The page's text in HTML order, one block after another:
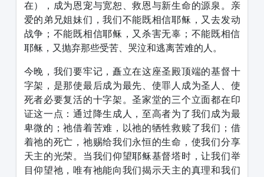
在），成为恩宠与宽恕、救恩与新生命的源泉。亲
爱的弟兄姐妹们，我们不能既相信耶稣，又去发动
战争；不能既相信耶稣，又杀害无辜；不能既相信
耶稣，又抛弃那些受苦、哭泣和逃离苦难的人。
今晚，我们要牢记，矗立在这座圣殿顶端的基督十
字架，是那使最后成为最先、使罪人成为圣人、使
死者必要复活的十字架。圣家堂的三个立面都在印
证这一点：通过降生成人，至高者为了我们成为最
卑微的；祂借着苦难，以祂的牺牲救赎了我们；借
着祂的死亡，祂赐给我们永恒的生命，使我们分享
天主的光荣。当我们仰望耶稣基督塔时，让我们举
目仰望祂，唯有祂能向我们揭示天主的真理和我们